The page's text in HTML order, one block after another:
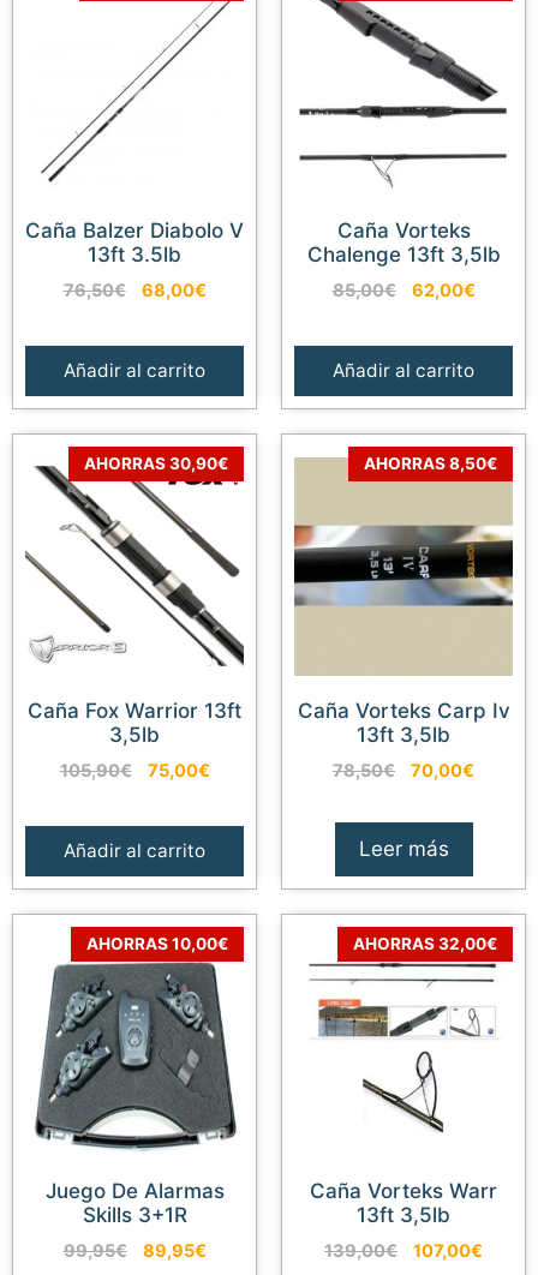
Caña Balzer Diabolo V
13ft 3.5lb
76,50€
El
era:
68,00€El
Añadir al carrito
Caña Vorteks
Chalenge 13ft 3,5lb
85,00€
El
era:
62,00€El
Añadir al carrito
AHORRAS 30,90€
Caña Fox Warrior 13ft
3,5lb
105,90€
El
era:
75,00€El
Añadir al carrito
AHORRAS 8,50€
Caña Vorteks Carp Iv
13ft 3,5lb
78,50€
El
original
era:
70,00€
Leer más
AHORRAS 10,00€
Juego De Alarmas
Skills 3+1R
99,95€
El
89,95€El
AHORRAS 32,00€
Caña Vorteks Warr
13ft 3,5lb
139,00€
El
107,00€